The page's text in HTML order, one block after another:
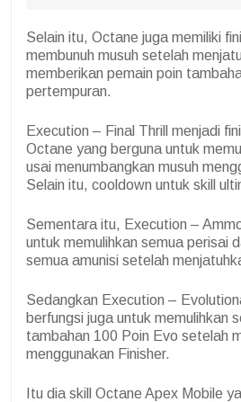
Selain itu, Octane juga memiliki
membunuh musuh setelah
memberikan pemain poin
pertempuran.
Execution – Final Thrill menjadi
Octane yang berguna untuk
usai menumbangkan musuh
Selain itu, cooldown untuk skill
Sementara itu, Execution –
untuk memulihkan semua perisai
semua amunisi setelah
Sedangkan Execution –
berfungsi juga untuk memulihkan
tambahan 100 Poin Evo setelah
menggunakan Finisher.
Itu dia skill Octane Apex Mobile